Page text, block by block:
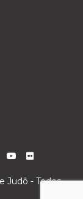
Judô - Todos